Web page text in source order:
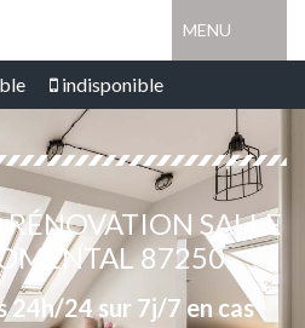
MENU
indisponible
RÉNOVATION SALLE
87250
24h/24 sur 7j/7 en cas